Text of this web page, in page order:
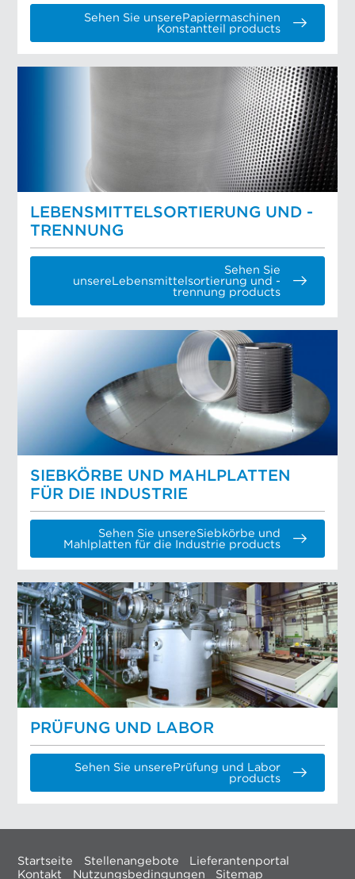
Sehen Sie unserePapiermaschinen
Konstantteil products
LEBENSMITTELSORTIERUNG UND -
TRENNUNG
Sehen Sie
unsereLebensmittelsortierung und -
trennung products
SIEBKÖRBE UND MAHLPLATTEN
FÜR DIE INDUSTRIE
Sehen Sie unsereSiebkörbe und
Mahlplatten für die Industrie products
PRÜFUNG UND LABOR
Sehen Sie unserePrüfung und Labor
products
Startseite Stellenangebote
Lieferantenportal
Kontakt
Nutzungsbedingungen Sitemap